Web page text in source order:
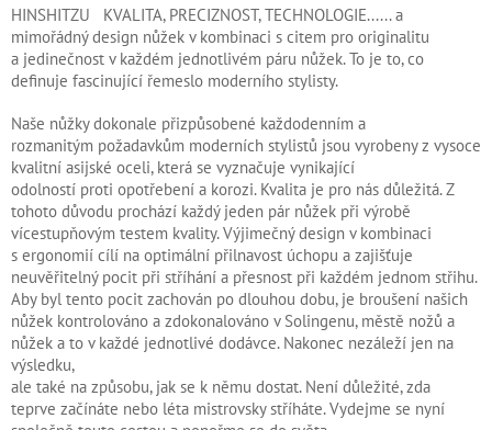
HINSHITZU KVALITA, PRECIZNOST, TECHNOLOGIE...... a
mimořádný design nůžek v kombinaci s citem pro originalitu
a jedinečnost v každém jednotlivém páru nůžek. To je to, co
definuje fascinující řemeslo moderního stylisty.
Naše nůžky dokonale přizpůsobené každodenním a
rozmanitým požadavkům moderních stylistů jsou vyrobeny z vysoce
kvalitní asijské oceli, která se vyznačuje vynikající
odolností proti opotřebení a korozi. Kvalita je pro nás důležitá. Z
tohoto důvodu prochází každý jeden pár nůžek při výrobě
vícestupňovým testem kvality. Výjimečný design v kombinaci
s ergonomií cílí na optimální přilnavost úchopu a zajišťuje
neuvěřitelný pocit při stříhání a přesnost při každém jednom střihu.
Aby byl tento pocit zachován po dlouhou dobu, je broušení našich
nůžek kontrolováno a zdokonalováno v Solingenu, městě nožů a
nůžek a to v každé jednotlivé dodávce. Nakonec nezáleží jen na
výsledku,
ale také na způsobu, jak se k němu dostat. Není důležité, zda
teprve začínáte nebo léta mistrovsky stříháte. Vydejme se nyní